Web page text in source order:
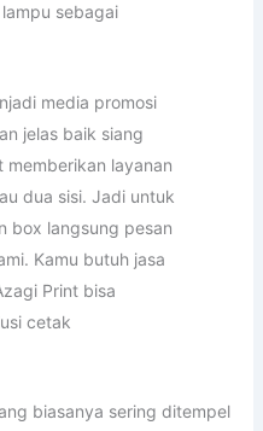
sebagai
media promosi
jelas baik siang
memberikan layanan
dua sisi. Jadi untuk
box langsung pesan
Kamu butuh jasa
Print bisa
cetak
biasanya sering ditempel